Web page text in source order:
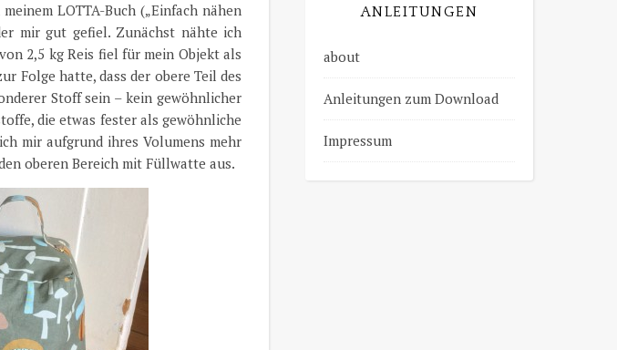
LOTTA-Buch („Einfach nähen
mir gut gefiel. Zunächst nähte ich
2,5 kg Reis fiel für mein Objekt als
Folge hatte, dass der obere Teil des
Stoff sein – kein gewöhnlicher
die etwas fester als gewöhnliche
mir aufgrund ihres Volumens mehr
oberen Bereich mit Füllwatte aus.
ANLEITUNGEN
about
Anleitungen zum Download
Impressum